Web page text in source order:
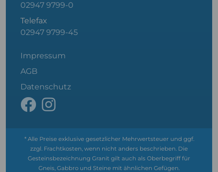
02947 9799-0
Telefax
02947 9799-45
Impressum
AGB
Datenschutz
* Alle Preise exklusive gesetzlicher Mehrwertsteuer und ggf.
zzgl. Frachtkosten, wenn nicht anders beschrieben. Die
Gesteinsbezeichnung Granit gilt auch als Oberbegriff für
Gneis, Gabbro und Steine mit ähnlichen Gefügen.